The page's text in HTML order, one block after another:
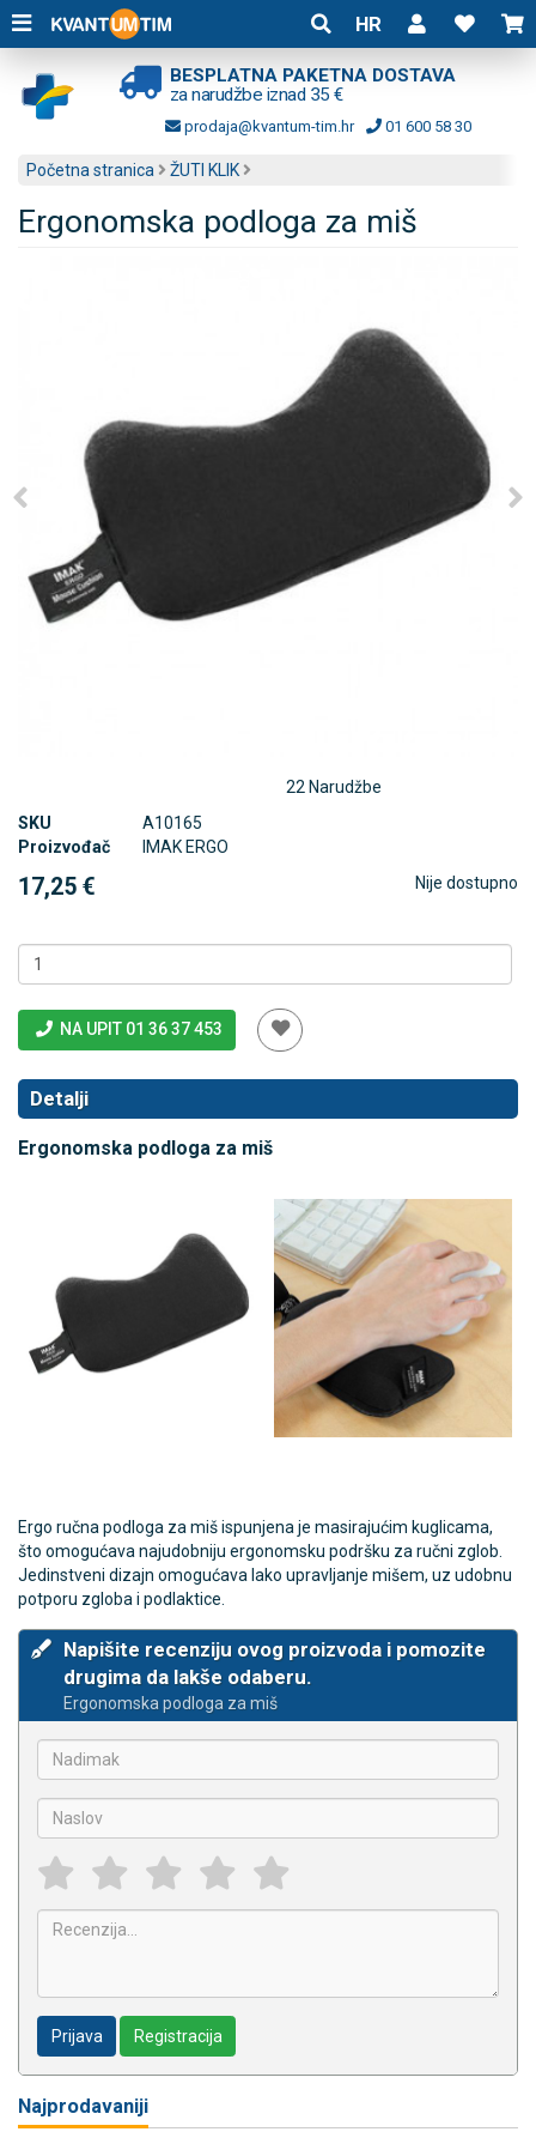
HR
BESPLATNA PAKETNA DOSTAVA
za narudžbe iznad 35 €
prodaja@kvantum-tim.hr 01 600 58 30
Početna stranica ŽUTI KLIK
Ergonomska podloga za miš
22 Narudžbe
SKU
A10165
Proizvođač
IMAK ERGO
17,25 € Nije dostupno
NA UPIT 01 36 37 453
Detalji
Ergonomska podloga za miš
Ergo ručna podloga za miš ispunjena je masirajućim kuglicama,
što omogućava najudobniju ergonomsku podršku za ručni zglob.
Jedinstveni dizajn omogućava lako upravljanje mišem, uz udobnu
potporu zgloba i podlaktice.
Napišite recenziju ovog proizvoda i pomozite
drugima da lakše odaberu.
Ergonomska podloga za miš
Prijava Registracija
Najprodavaniji